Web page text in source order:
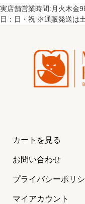
実店舗営業時間:月火木
日：日・祝 ※通販発送は
カートを見る
お問い合わせ
プライバシーポリ
マイアカウント